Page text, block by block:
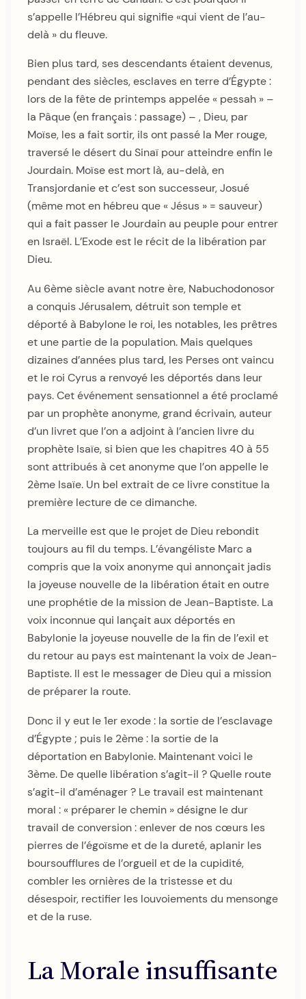
s’appelle l’Hébreu qui signifie «qui vient de l’au-
delà » du fleuve.
Bien plus tard, ses descendants étaient devenus,
pendant des siècles, esclaves en terre d’Égypte :
lors de la fête de printemps appelée « pessah » –
la Pâque (en français : passage) – , Dieu, par
Moïse, les a fait sortir, ils ont passé la Mer rouge,
traversé le désert du Sinaï pour atteindre enfin le
Jourdain. Moïse est mort là, au-delà, en
Transjordanie et c’est son successeur, Josué
(même mot en hébreu que « Jésus » = sauveur)
qui a fait passer le Jourdain au peuple pour entrer
en Israël. L’Exode est le récit de la libération par
Dieu.
Au 6ème siècle avant notre ère, Nabuchodonosor
a conquis Jérusalem, détruit son temple et
déporté à Babylone le roi, les notables, les prêtres
et une partie de la population. Mais quelques
dizaines d’années plus tard, les Perses ont vaincu
et le roi Cyrus a renvoyé les déportés dans leur
pays. Cet événement sensationnel a été proclamé
par un prophète anonyme, grand écrivain, auteur
d’un livret que l’on a adjoint à l’ancien livre du
prophète Isaïe, si bien que les chapitres 40 à 55
sont attribués à cet anonyme que l’on appelle le
2ème Isaïe. Un bel extrait de ce livre constitue la
première lecture de ce dimanche.
La merveille est que le projet de Dieu rebondit
toujours au fil du temps. L’évangéliste Marc a
compris que la voix anonyme qui annonçait jadis
la joyeuse nouvelle de la libération était en outre
une prophétie de la mission de Jean-Baptiste. La
voix inconnue qui lançait aux déportés en
Babylonie la joyeuse nouvelle de la fin de l’exil et
du retour au pays est maintenant la voix de Jean-
Baptiste. Il est le messager de Dieu qui a mission
de préparer la route.
Donc il y eut le 1er exode : la sortie de l’esclavage
d’Égypte ; puis le 2ème : la sortie de la
déportation en Babylonie. Maintenant voici le
3ème. De quelle libération s’agit-il ? Quelle route
s’agit-il d’aménager ? Le travail est maintenant
moral : « préparer le chemin » désigne le dur
travail de conversion : enlever de nos cœurs les
pierres de l’égoïsme et de la dureté, aplanir les
boursoufflures de l’orgueil et de la cupidité,
combler les ornières de la tristesse et du
désespoir, rectifier les louvoiements du mensonge
et de la ruse.
La Morale insuffisante